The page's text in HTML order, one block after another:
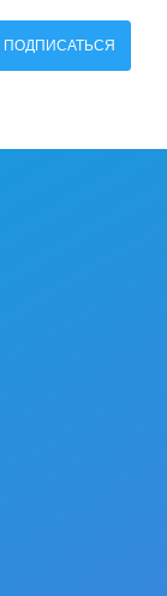
ПОДПИСАТЬСЯ